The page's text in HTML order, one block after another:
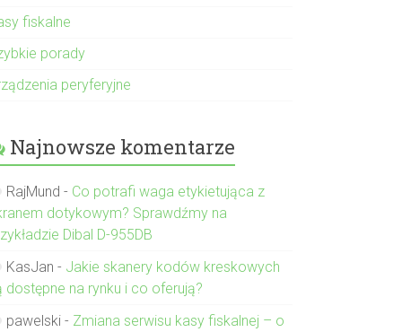
fiskalne
porady
peryferyjne
Najnowsze komentarze
RajMund - Co potrafi waga etykietująca z
dotykowym? Sprawdźmy na
Dibal D-955DB
KasJan - Jakie skanery kodów kreskowych
dostępne na rynku i co oferują?
pawelski - Zmiana serwisu kasy fiskalnej – o